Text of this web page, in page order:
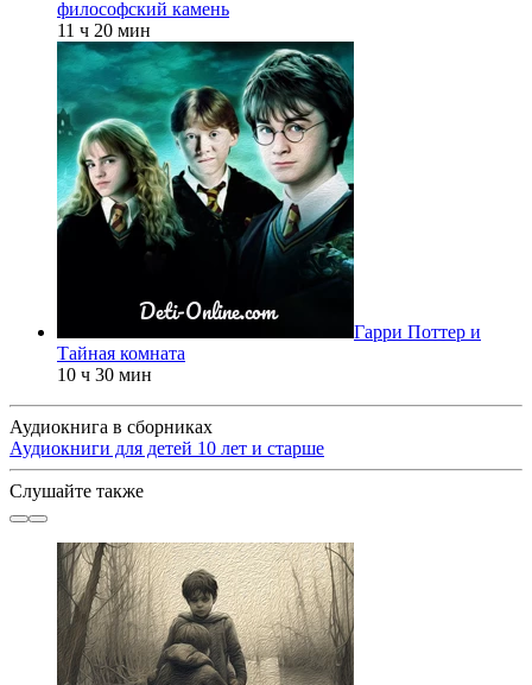
философский камень
11 ч 20 мин
Гарри Поттер и
Тайная комната
10 ч 30 мин
Аудиокнига в сборниках
Аудиокниги для детей 10 лет и старше
Слушайте также